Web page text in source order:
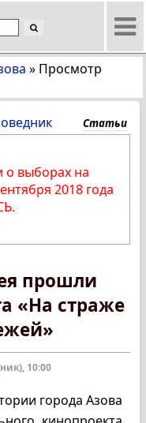
» Просмотр
Статьи
о выборах на
2018 года
прошли
«На страже
10:00
города Азова